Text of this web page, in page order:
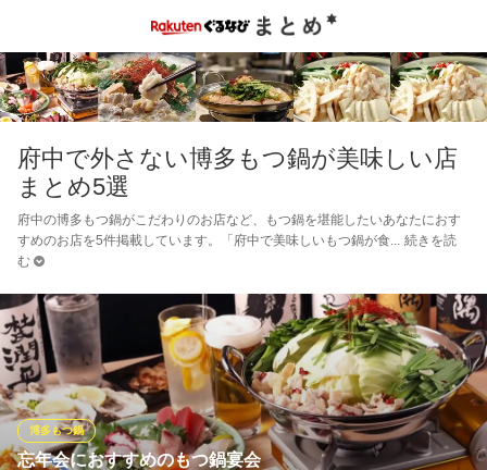
府中で外さない博多もつ鍋が美味しい店
まとめ5選
府中の博多もつ鍋がこだわりのお店など、もつ鍋を堪能したいあなたにおす
すめのお店を5件掲載しています。「府中で美味しいもつ鍋が食
続きを読
む
忘年会におすすめのもつ鍋宴会
博多もつ鍋